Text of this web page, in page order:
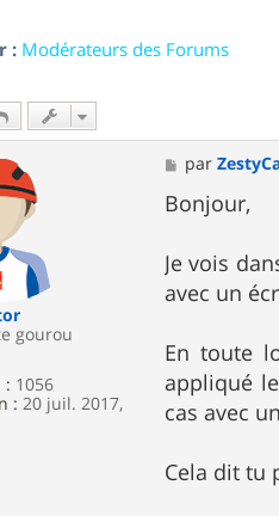
: Modérateurs des Forums
gourou
: 1056
: 20 juil. 2017,
M
e
s
s
g
e
par
Bonjour,
Je vois
avec un
En toute
appliqué
cas avec
Cela dit tu